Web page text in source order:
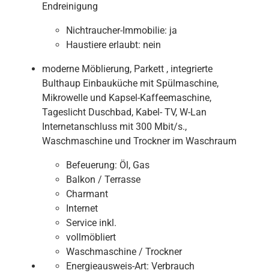
Endreinigung
Nichtraucher-Immobilie: ja
Haustiere erlaubt: nein
moderne Möblierung, Parkett , integrierte
Bulthaup Einbauküche mit Spülmaschine,
Mikrowelle und Kapsel-Kaffeemaschine,
Tageslicht Duschbad, Kabel- TV, W-Lan
Internetanschluss mit 300 Mbit/s.,
Waschmaschine und Trockner im Waschraum
Befeuerung: Öl, Gas
Balkon / Terrasse
Charmant
Internet
Service inkl.
vollmöbliert
Waschmaschine / Trockner
Energieausweis-Art: Verbrauch